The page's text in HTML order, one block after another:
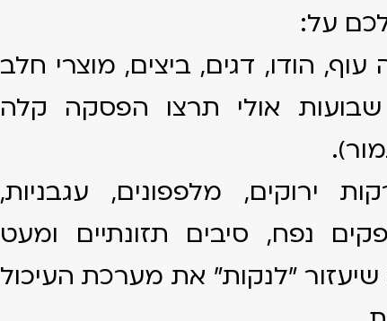
על:
עוף, הודו, דגים, ביצים, מוצרי חלב
אולי תרצו הפסקה קלה
ירוקים, מלפפונים, עגבניות,
נפח, סיבים תזונתיים ומעט
"לנקות" את מערכת העיכול